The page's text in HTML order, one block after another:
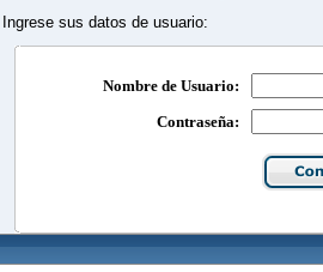
Ingrese sus datos de usuario:
Nombre de Usuario:
Contraseña: